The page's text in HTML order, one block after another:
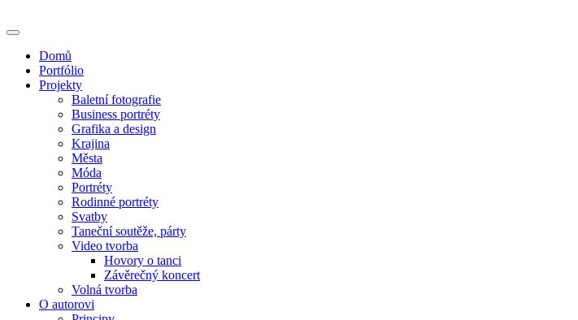
to
Domů
Portfólio
Projekty
Baletní fotografie
Business portréty
Grafika a design
Krajina
Města
Móda
Portréty
Rodinné portréty
Svatby
Taneční soutěže, párty
Video tvorba
Hovory o tanci
Závěrečný koncert
Volná tvorba
O autorovi